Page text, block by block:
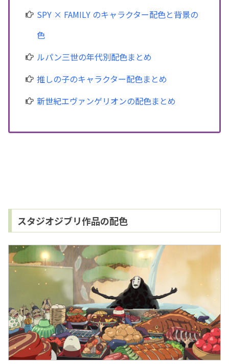
SPY × FAMILY のキャラクター配色と背景の
色
ルパン三世の年代別配色まとめ
推しの子のキャラクター配色まとめ
新世紀エヴァンゲリオンの配色まとめ
スタジオジブリ作品の配色